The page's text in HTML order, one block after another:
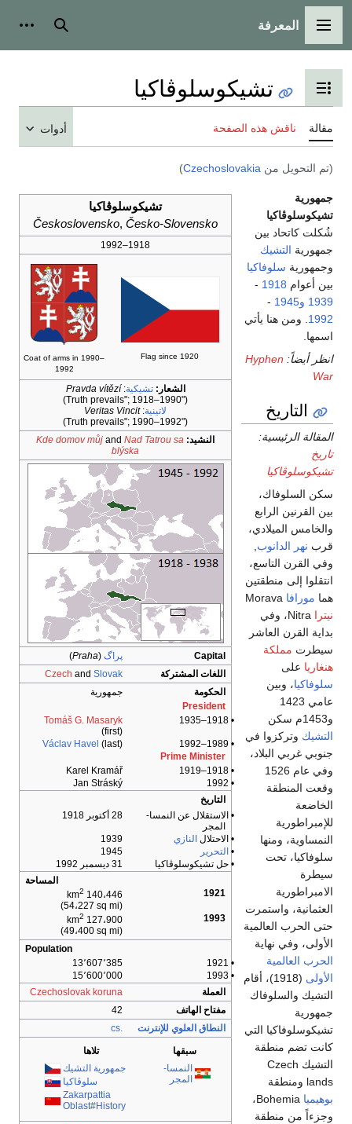
القائمة الرئيسية
المعرفة بحث
تبديل عرض جدول المحتويات
تشيكوسلوڤاكيا
مقالة ناقش هذه الصفحة أدوات
(تم التحويل من Czechoslovakia
)
تشيكوسلوڤاكيا
Československo, Česko‑Slovensko
1918–1992
Flag since 1920
Coat of arms in 1990–
1992
الشعار:تشيكية:
Pravda vítězí
("Truth prevails"; 1918–1990)
لاتينية:
Veritas Vincit
("Truth prevails"; 1990–1992)
النشيد:
Kde domov můj and Nad Tatrou sa
blýska
Capital پراگ (
Praha
)
اللغات المشتركة
Czech and Slovak
الحكومة
جمهورية
President
• 1918–1935
Tomáš G. Masaryk
(first)
• 1989–1992
Václav Havel (last)
Prime Minister
• 1918–1919
Karel Kramář
• 1992
Jan Stráský
التاريخ
• الاستقلال عن النمسا-
المجر
28 أكتوبر 1918
• الاحتلال النازي
1939
• التحرير
1945
• حل تشيكوسلوڤاكيا
31 ديسمبر 1992
المساحة
1921
140،446 km 2
(54،227 sq mi)
1993
127،900 km 2
(49،400 sq mi)
Population
• 1921
13٬607٬385
• 1993
15٬600٬000
العملة
Czechoslovak koruna
مفتاح الهاتف
42
النطاق العلوي للإنترنت
.cs
سبقها
تلاها
النمسا-
المجر
جمهورية التشيك
سلوڤاكيا
Zakarpattia
Oblast#History
جمهورية
تشيكوسلوڤاكيا
شُكلت كاتحاد بين
جمهورية التشيك
وجمهورية سلوفاكيا
بين أعوام 1918
-
1939 و1945
-
1992 . ومن هنا يأتي
اسمها.
انظر أيضاً: Hyphen
War
التاريخ
المقالة الرئيسية:
تاريخ
تشيكوسلوڤاكيا
سكن السلوفاك،
بين القرنين الرابع
والخامس الميلادي،
قرب نهر الدانوب,
وفي القرن التاسع،
انتقلوا إلى منطقتين
هما مورافا
نيترا
Nitra، وفي
بداية القرن العاشر
سيطرت مملكة
هنغاريا على
سلوفاكيا، وبين
عامي 1423
و1453م سكن
التشيك وتركزوا في
جنوبي غربي البلاد،
وفي عام 1526
وقعت المنطقة
الخاضعة
للإمبراطورية
النمساوية، ومنها
سلوفاكيا، تحت
سيطرة
الامبراطورية
العثمانية، واستمرت
حتى الحرب العالمية
الأولى، وفي نهاية
الحرب العالمية
الأولى
(1918)، أقام
التشيك والسلوفاك
جمهورية
تشيكوسلوفاكيا التي
كانت تضم منطقة
التشيك Czech
lands ومنطقة
بوهيميا
Bohemia،
وجزءاً من منطقة